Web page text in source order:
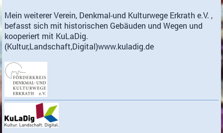
Mein weiterer Verein, Denkmal-und Kulturwege Erkrath e.V. ,
befasst sich mit historischen Gebäuden und Wegen und
kooperiert mit KuLaDig.
(Kultur,Landschaft,Digital)www.kuladig.de